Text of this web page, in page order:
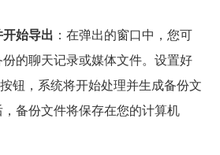
始导出 ：在弹出的窗口中，您可
的聊天记录或媒体文件。设置好
钮，系统将开始处理并生成备份文
备份文件将保存在您的计算机